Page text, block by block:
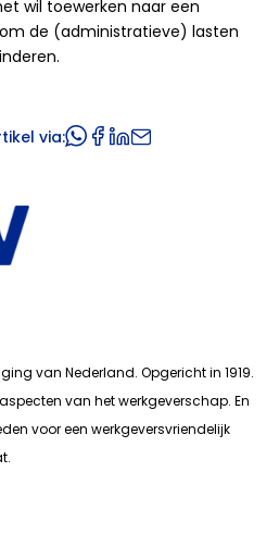
wil toewerken naar een
de (administratieve) lasten
via:
van Nederland. Opgericht in 1919.
van het werkgeverschap. En
voor een werkgeversvriendelijk